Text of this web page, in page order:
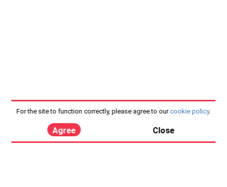
For the site to function correctly, please agree to our cookie policy.
Agree Close